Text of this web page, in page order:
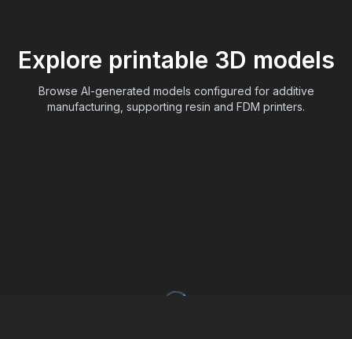
Explore printable 3D models
Browse AI-generated models configured for additive
manufacturing, supporting resin and FDM printers.